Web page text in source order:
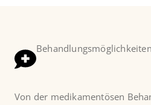
Behandlungsmöglichkeiten
Von der medikamentösen